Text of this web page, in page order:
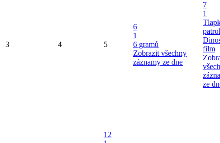
3 4 5
6
1
6 gramů
Zobrazit všechny
záznamy ze dne
7
1
film
ze
12